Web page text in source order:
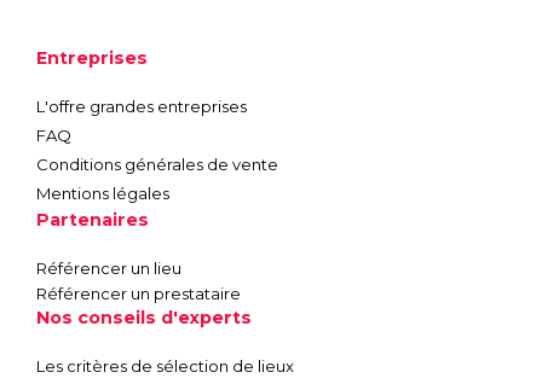
Entreprises
L'offre grandes entreprises
FAQ
Conditions générales de vente
Mentions légales
Partenaires
Référencer un lieu
Référencer un prestataire
Nos conseils d'experts
Les critères de sélection de lieux